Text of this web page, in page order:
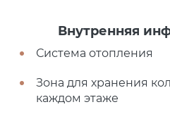
Внутренняя
Система отопления
Зона для хранения
каждом этаже